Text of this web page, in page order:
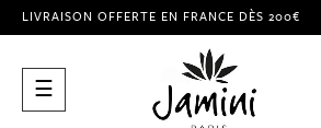
LIVRAISON OFFERTE EN FRANCE DÈS 200€
Basculer
la
☰